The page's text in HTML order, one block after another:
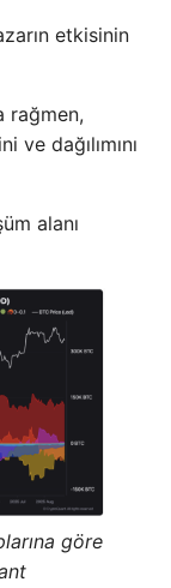
etkisinin
rağmen,
ve dağılımını
alanı
göre